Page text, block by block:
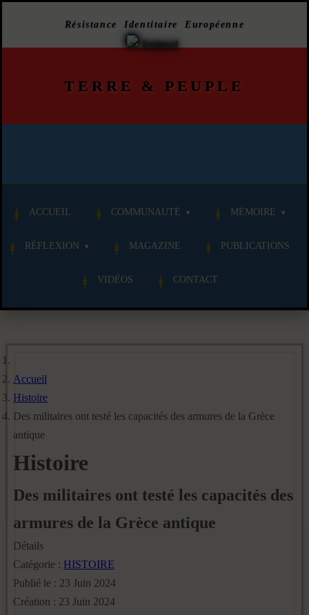
Résistance Identitaire Européenne
TERRE & PEUPLE
ACCUEIL COMMUNAUTÉ MÉMOIRE
RÉFLEXION MAGAZINE PUBLICATIONS
VIDÉOS CONTACT
Accueil
Histoire
Des militaires ont testé les capacités des armures de la Grèce
antique
Histoire
Des militaires ont testé les capacités des
armures de la Grèce antique
Détails
Catégorie : HISTOIRE
Publié le : 23 Juin 2024
Création : 23 Juin 2024